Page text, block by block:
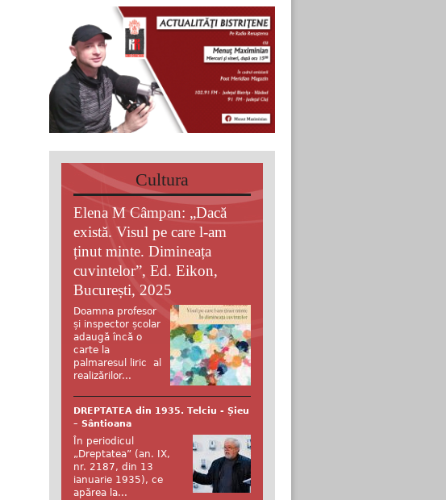
Cultura
Elena M Câmpan: „Dacă
există. Visul pe care l-am
ținut minte. Dimineața
cuvintelor”, Ed. Eikon,
București, 2025
Doamna profesor
și inspector școlar
adaugă încă o
carte la
palmaresul liric al
realizărilor...
DREPTATEA din 1935. Telciu - Șieu
– Sântioana
În periodicul
„Dreptatea” (an. IX,
nr. 2187, din 13
ianuarie 1935), ce
apărea la...